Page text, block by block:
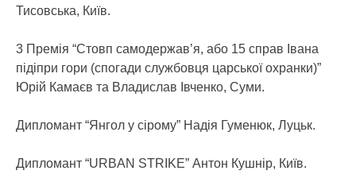
Тисовська, Київ.
3 Премія “Стовп самодержав’я, або 15 справ Івана
підіпри гори (спогади службовця царської охранки)”
Юрій Камаєв та Владислав Івченко, Суми.
Дипломант “Янгол у сірому” Надія Гуменюк, Луцьк.
Дипломант “URBAN STRIKE” Антон Кушнір, Київ.